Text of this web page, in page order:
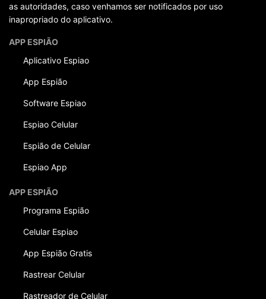
as autoridades, caso venhamos ser notificados por uso
inapropriado do aplicativo.
APP ESPIÃO
Aplicativo Espiao
App Espião
Software Espiao
Espiao Celular
Espião de Celular
Espiao App
APP ESPIÃO
Programa Espião
Celular Espiao
App Espião Gratis
Rastrear Celular
Rastreador de Celular